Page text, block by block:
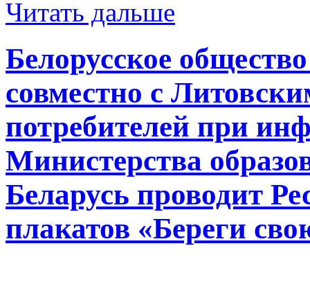
Читать дальше
Белорусское
совместно с
потребителей при
Министерства
Беларусь проводит
плакатов «Береги